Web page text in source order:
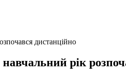
дистанційно
рік